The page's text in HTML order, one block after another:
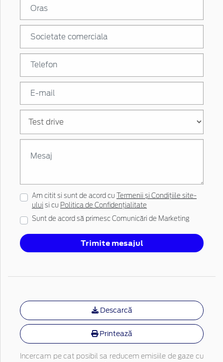
Am citit si sunt de acord cu
Termenii și Condițiile site-
ului si cu Politica de Confidențialitate
Sunt de acord să primesc Comunicări de Marketing
Trimite mesajul
Descarcă
Printează
Incercam pe cat posibil sa reducem emisiile de gaze cu